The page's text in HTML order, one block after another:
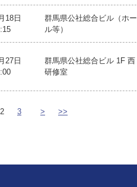
18日
群馬県公社総合ビル（ホー
ル等）
27日
群馬県公社総合ビル 1F 西
研修室
2 3 > >>